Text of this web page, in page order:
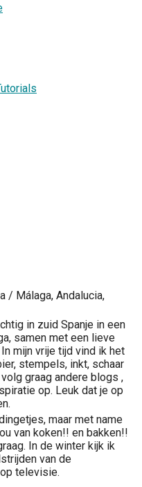
/ Málaga, Andalucia,
in zuid Spanje in een
samen met een lieve
mijn vrije tijd vind ik het
stempels, inkt, schaar
graag andere blogs ,
op. Leuk dat je op
maar met name
van koken!! en bakken!!
In de winter kijk ik
van de
televisie.